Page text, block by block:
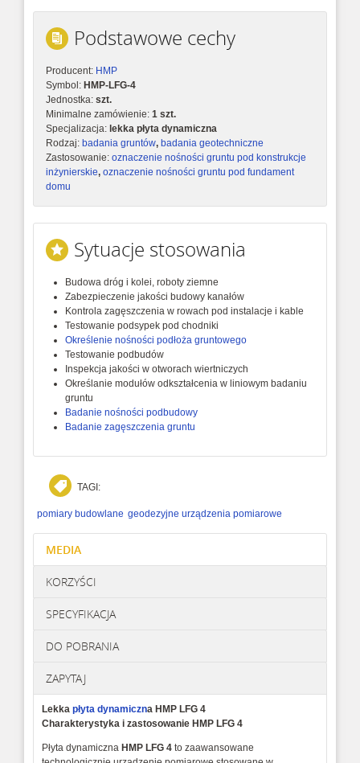
Podstawowe cechy
Producent: HMP
Symbol: HMP-LFG-4
Jednostka: szt.
Minimalne zamówienie: 1 szt.
Specjalizacja: lekka płyta dynamiczna
Rodzaj: badania gruntów, badania geotechniczne
Zastosowanie: oznaczenie nośności gruntu pod konstrukcje
inżynierskie, oznaczenie nośności gruntu pod fundament
domu
Sytuacje stosowania
Budowa dróg i kolei, roboty ziemne
Zabezpieczenie jakości budowy kanałów
Kontrola zagęszczenia w rowach pod instalacje i kable
Testowanie podsypek pod chodniki
Określenie nośności podłoża gruntowego
Testowanie podbudów
Inspekcja jakości w otworach wiertniczych
Określanie modułów odkształcenia w liniowym badaniu
gruntu
Badanie nośności podbudowy
Badanie zagęszczenia gruntu
TAGI:
pomiary budowlane geodezyjne urządzenia pomiarowe
MEDIA
KORZYŚCI
SPECYFIKACJA
DO POBRANIA
ZAPYTAJ
Lekka płyta dynamiczna HMP LFG 4
Charakterystyka i zastosowanie HMP LFG 4
Płyta dynamiczna HMP LFG 4 to zaawansowane